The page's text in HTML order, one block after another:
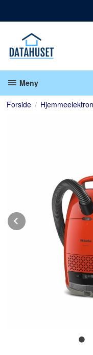
Meny
Forside
Prev